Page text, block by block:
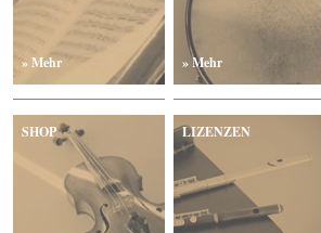
» Mehr » Mehr
SHOP LIZENZEN